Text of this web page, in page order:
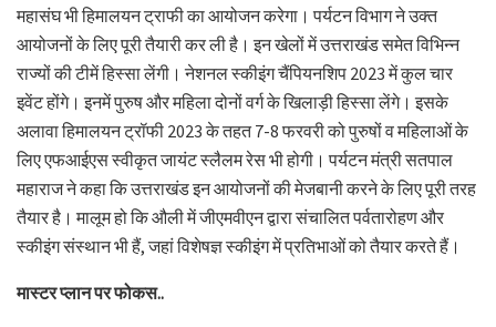
महासंघ भी हिमालयन ट्राफी का आयोजन करेगा। पर्यटन विभाग ने उक्त
आयोजनों के लिए पूरी तैयारी कर ली है। इन खेलों में उत्तराखंड समेत विभिन्न
राज्यों की टीमें हिस्सा लेंगी। नेशनल स्कीइंग चैंपियनशिप 2023 में कुल चार
इवेंट होंगे। इनमें पुरुष और महिला दोनों वर्ग के खिलाड़ी हिस्सा लेंगे। इसके
अलावा हिमालयन ट्रॉफी 2023 के तहत 7-8 फरवरी को पुरुषों व महिलाओं के
लिए एफआईएस स्वीकृत जायंट स्लैलम रेस भी होगी। पर्यटन मंत्री सतपाल
महाराज ने कहा कि उत्तराखंड इन आयोजनों की मेजबानी करने के लिए पूरी तरह
तैयार है। मालूम हो कि औली में जीएमवीएन द्वारा संचालित पर्वतारोहण और
स्कीइंग संस्थान भी हैं, जहां विशेषज्ञ स्कीइंग में प्रतिभाओं को तैयार करते हैं।
मास्टर प्लान पर फोकस..